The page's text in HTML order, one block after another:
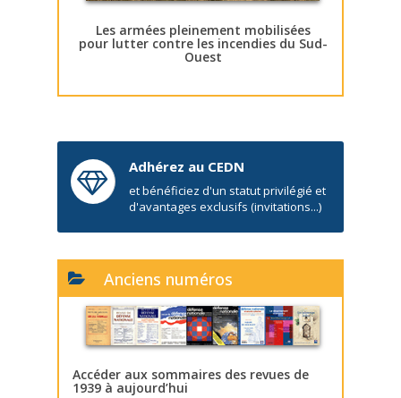
Les armées pleinement mobilisées
pour lutter contre les incendies du Sud-
Ouest
Adhérez au CEDN
et bénéficiez d'un statut privilégié et
d'avantages exclusifs (invitations...)
Anciens numéros
Accéder aux sommaires des revues de
1939 à aujourd’hui